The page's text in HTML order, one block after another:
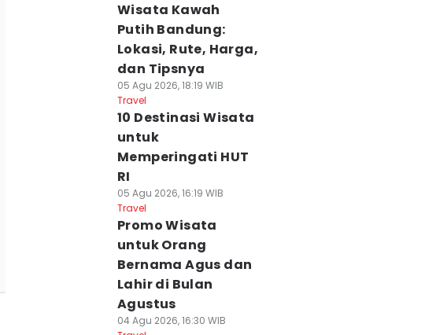
Wisata Kawah
Putih Bandung:
Lokasi, Rute, Harga,
dan Tipsnya
05 Agu 2026, 18:19 WIB
Travel
10 Destinasi Wisata
untuk
Memperingati HUT
RI
05 Agu 2026, 16:19 WIB
Travel
Promo Wisata
untuk Orang
Bernama Agus dan
Lahir di Bulan
Agustus
04 Agu 2026, 16:30 WIB